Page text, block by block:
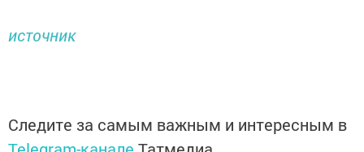
источник
Следите за самым важным и интересным в